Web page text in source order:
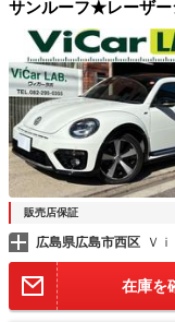
サンルーフ★レーザ
ャリパー★ＥＴＣ★
Ｂｌｕｅｔｏｏｔ
販売店保証
広島県広島市西区 Ｖ
在庫を